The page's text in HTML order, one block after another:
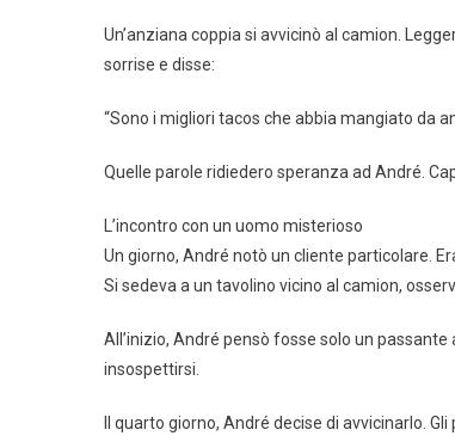
Un’anziana coppia si avvicinò al camion.
sorrise e disse:
“Sono i migliori tacos che abbia mangiato da
Quelle parole ridiedero speranza ad André.
L’incontro con un uomo misterioso
Un giorno, André notò un cliente particolare.
Si sedeva a un tavolino vicino al camion,
All’inizio, André pensò fosse solo un
insospettirsi.
Il quarto giorno, André decise di avvicinarlo.